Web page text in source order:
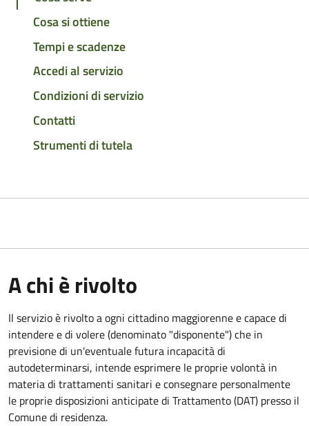
Cosa si ottiene
Tempi e scadenze
Accedi al servizio
Condizioni di servizio
Contatti
Strumenti di tutela
A chi è rivolto
Il servizio è rivolto a ogni cittadino maggiorenne e capace di
intendere e di volere (denominato "disponente") che in
previsione di un'eventuale futura incapacità di
autodeterminarsi, intende esprimere le proprie volontà in
materia di trattamenti sanitari e consegnare personalmente
le proprie disposizioni anticipate di Trattamento (DAT) presso il
Comune di residenza.